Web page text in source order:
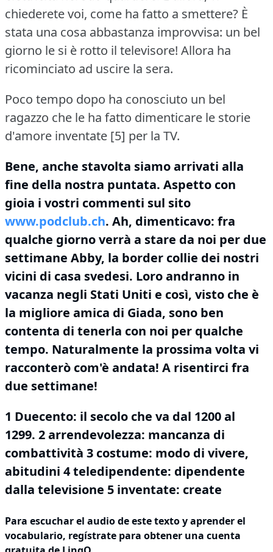
chiederete voi, come ha fatto a smettere? È
stata una cosa abbastanza improvvisa: un bel
giorno le si è rotto il televisore! Allora ha
ricominciato ad uscire la sera.
Poco tempo dopo ha conosciuto un bel
ragazzo che le ha fatto dimenticare le storie
d'amore inventate [5] per la TV.
Bene, anche stavolta siamo arrivati alla
fine della nostra puntata. Aspetto con
gioia i vostri commenti sul sito
www.podclub.ch. Ah, dimenticavo: fra
qualche giorno verrà a stare da noi per due
settimane Abby, la border collie dei nostri
vicini di casa svedesi. Loro andranno in
vacanza negli Stati Uniti e così, visto che è
la migliore amica di Giada, sono ben
contenta di tenerla con noi per qualche
tempo. Naturalmente la prossima volta vi
racconterò com'è andata! A risentirci fra
due settimane!
1 Duecento: il secolo che va dal 1200 al
1299. 2 arrendevolezza: mancanza di
combattività 3 costume: modo di vivere,
abitudini 4 teledipendente: dipendente
dalla televisione 5 inventate: create
Para escuchar el audio de este texto y aprender el
vocabulario, regístrate para obtener una cuenta